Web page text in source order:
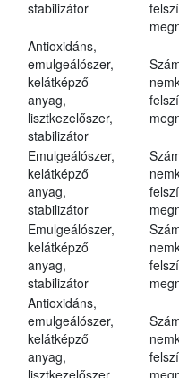
stabilizátor
Antioxidáns,
emulgeálószer,
kelátképző
anyag,
lisztkezelőszer,
stabilizátor
Emulgeálószer,
kelátképző
anyag,
stabilizátor
Emulgeálószer,
kelátképző
anyag,
stabilizátor
Antioxidáns,
emulgeálószer,
kelátképző
anyag,
lisztkezelőszer,